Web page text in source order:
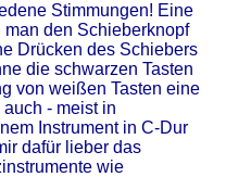
Stimmungen! Eine
den Schieberknopf
Drücken des Schiebers
die schwarzen Tasten
von weißen Tasten eine
- meist in
Instrument in C-Dur
dafür lieber das
wie